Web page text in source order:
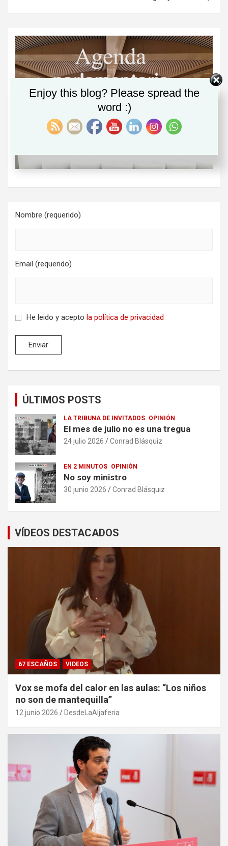
Nombre (requerido)
Email (requerido)
He leido y acepto la política de privacidad
ÚLTIMOS POSTS
LA TRIBUNA DE INVITADOS OPINIÓN
El mes de julio no es una tregua
24 julio 2026 Conrad Blásquiz
EN 2 MINUTOS OPINIÓN
No soy ministro
30 junio 2026 Conrad Blásquiz
VÍDEOS DESTACADOS
67 ESCAÑOS VIDEOS
Vox se mofa del calor en las aulas: “Los niños
no son de mantequilla”
12 junio 2026 DesdeLaAljaferia
Enjoy this blog? Please spread the
word :)